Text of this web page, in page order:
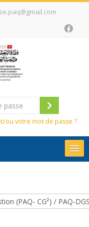
Connexion
ou votre mot de passe ?